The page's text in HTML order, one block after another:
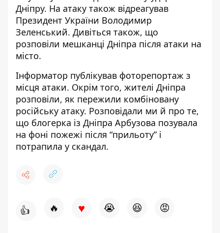
Дніпру. На атаку також відреагував
Президент України Володимир
Зеленський. Дивіться також, що
розповіли мешканці Дніпра після атаки на
місто.
Інформатор публікував фоторепортаж з
місця атаки. Окрім того, жителі Дніпра
розповіли, як пережили комбіновану
російську атаку. Розповідали ми й про те,
що блогерка із Дніпра Арбузова позувала
на фоні пожежі після “прильоту”і
потрапила у скандал.
👍 🔥 ♥ 😭 😆 😡